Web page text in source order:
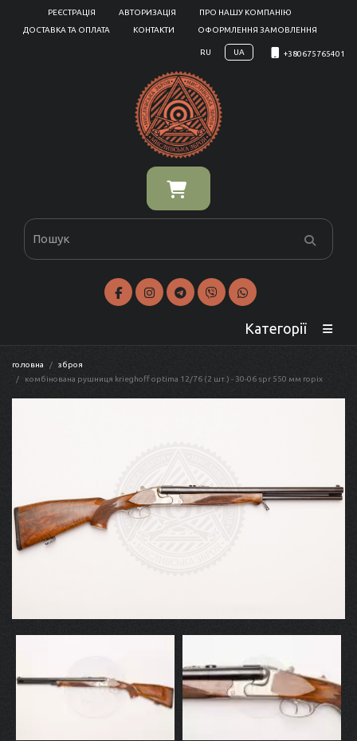
РЕЄСТРАЦІЯ АВТОРИЗАЦІЯ
ПРО НАШУ КОМПАНІЮ
ДОСТАВКА ТА ОПЛАТА
КОНТАКТИ ОФОРМЛЕННЯ ЗАМОВЛЕННЯ
RU UA +380675765401
Категорії
головна
зброя
комбінована рушниця krieghoff optima 12/76 (2 шт.) - 30-06 spr 550 мм горіх